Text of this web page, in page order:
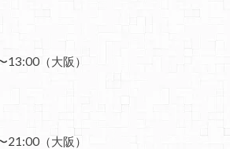
（大阪）
（大阪）